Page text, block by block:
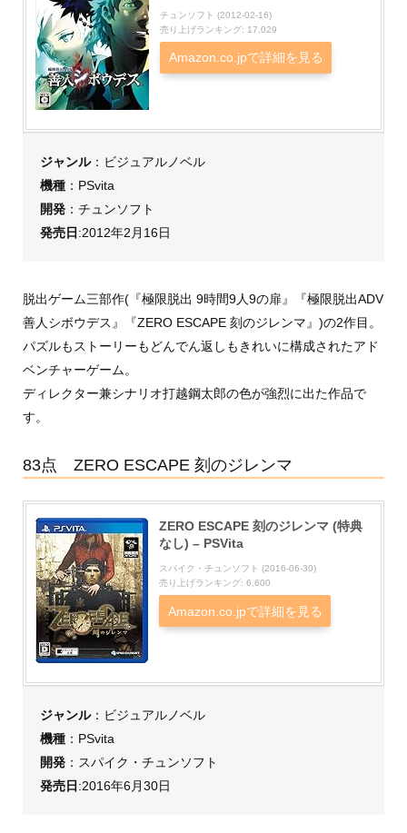
チュンソフト (2012-02-16)
売り上げランキング: 17,029
Amazon.co.jpで詳細を見る
ジャンル：ビジュアルノベル
機種：PSvita
開発：チュンソフト
発売日 :2012年2月16日
脱出ゲーム三部作(『極限脱出 9時間9人9の扉』『極限脱出ADV
善人シボウデス』『ZERO ESCAPE 刻のジレンマ』)の2作目。
パズルもストーリーもどんでん返しもきれいに構成されたアド
ベンチャーゲーム。
ディレクター兼シナリオ打越鋼太郎の色が強烈に出た作品で
す。
83点 ZERO ESCAPE 刻のジレンマ
ZERO ESCAPE 刻のジレンマ (特典
なし) – PSVita
スパイク・チュンソフト (2016-06-30)
売り上げランキング: 6,600
Amazon.co.jpで詳細を見る
ジャンル：ビジュアルノベル
機種：PSvita
開発：スパイク・チュンソフト
発売日 :2016年6月30日